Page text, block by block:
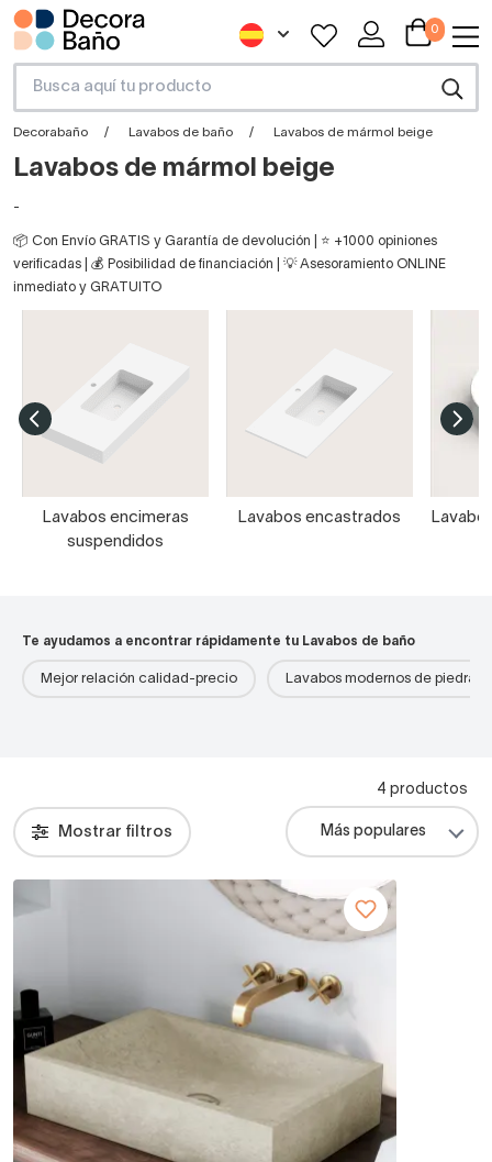
0
Decorabaño Lavabos de baño Lavabos de mármol beige
Lavabos de mármol beige
-
📦 Con Envío GRATIS y Garantía de devolución | ⭐ +1000 opiniones
verificadas | 💰 Posibilidad de financiación | 💡 Asesoramiento ONLINE
inmediato y GRATUITO
Lavabos encimeras
suspendidos
Lavabos encastrados
Te ayudamos a encontrar rápidamente tu Lavabos de baño
Mejor relación calidad-precio Lavabos modernos de piedra
Mostrar filtros
4 productos